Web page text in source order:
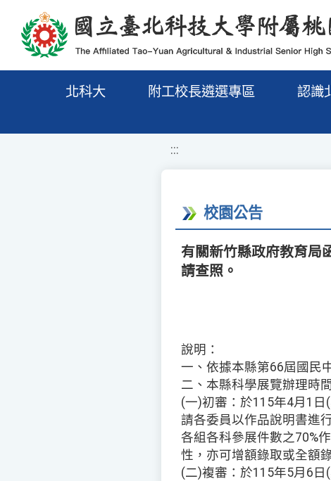
移至網頁之主要內容區位置
北科大 附工校長遴選專區 認識
:::
校園公告
有關新竹縣政府教育局
請查照。
說明：
一、依據本縣第66屆國民
二、本縣科學展覽辦理時間
(一)初審：於115年4月1
請各委員以作品說明書進
各組各科參展件數之70%
性，亦可增額錄取或全額
(二)複審：於115年5月6